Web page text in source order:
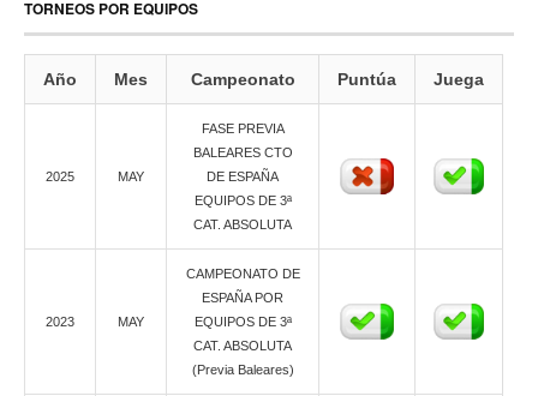
TORNEOS POR EQUIPOS
Año Mes Campeonato Puntúa Juega
2025 MAY
FASE PREVIA
BALEARES CTO
DE ESPAÑA
EQUIPOS DE 3ª
CAT. ABSOLUTA
2023 MAY
CAMPEONATO DE
ESPAÑA POR
EQUIPOS DE 3ª
CAT. ABSOLUTA
(Previa Baleares)